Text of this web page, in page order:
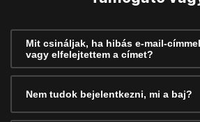
Mit csináljak, ha hibás e-mail-
vagy elfelejtettem a címet?
Nem tudok bejelentkezni, mi a baj?